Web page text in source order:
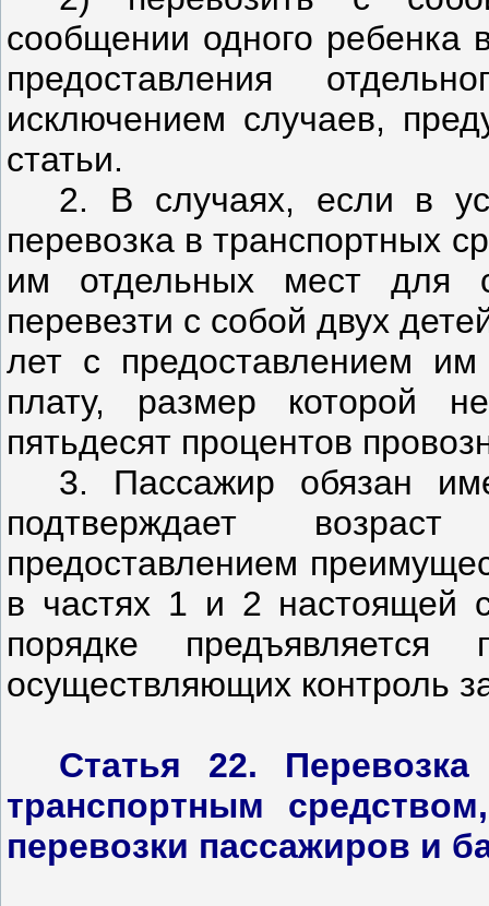
сообщении одного ребенка
предоставления
исключением случаев,
статьи.
2. В случаях, если в
перевозка в транспортных
им отдельных мест для
перевезти с собой двух
лет с предоставлением
плату, размер которой
пятьдесят процентов
3. Пассажир обязан
подтверждает
предоставлением
в частях 1 и 2 настоящей
порядке
осуществляющих контроль
Статья 22.
транспортным
перевозки пассажиров и